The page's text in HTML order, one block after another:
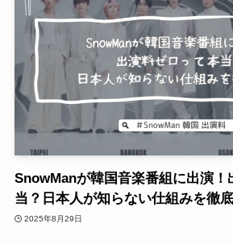
SnowManが韓国音楽番組に出演！
当？日本人が知らない仕組みを徹
2025年8月29日